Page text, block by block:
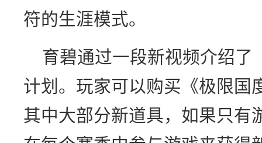
符的生涯模式。
育碧通过一段新视频介绍了
计划。玩家可以购买《极限国
其中大部分新道具，如果只有